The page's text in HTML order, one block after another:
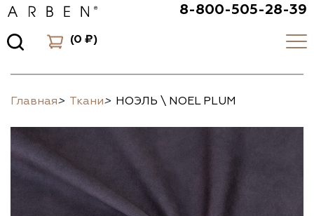
8-800-505-28-39
(0 ₽)
Главная> Ткани> НОЭЛЬ \ NOEL PLUM